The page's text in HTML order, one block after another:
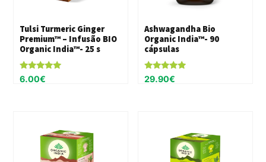
Tulsi Turmeric Ginger
Premium™ – Infusão BIO
Organic India™- 25 s
Avaliação
5.00
6.00€
Ashwagandha Bio
Organic India™- 90
cápsulas
Avaliação
5.00
29.90€